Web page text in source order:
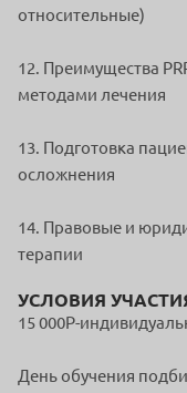
относительные)
12. Преимущества
методами лечения
13. Подготовка
осложнения
14. Правовые и
терапии
УСЛОВИЯ
15 000Р-
День обучения